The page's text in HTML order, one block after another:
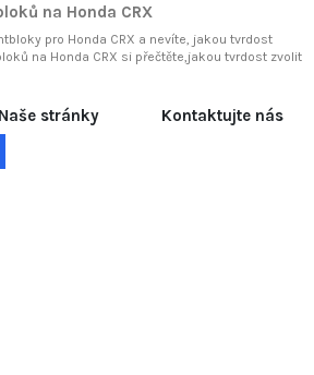
na Honda CRX
pro Honda CRX a nevíte, jakou tvrdost
na Honda CRX si přečtěte ,jakou tvrdost zvolit
Naše stránky Kontaktujte nás